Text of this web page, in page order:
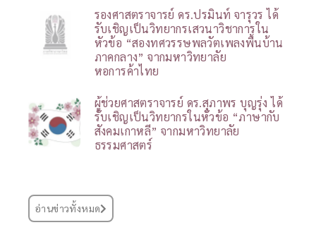
รองศาสตราจารย์ ดร.ปรมินท์ จารุวร ได้
รับเชิญเป็นวิทยากรเสวนาวิชาการใน
หัวข้อ “สองทศวรรษพลวัตเพลงพื้นบ้าน
ภาคกลาง” จากมหาวิทยาลัย
หอการค้าไทย
ผู้ช่วยศาสตราจารย์ ดร.สุภาพร บุญรุ่ง ได้
รับเชิญเป็นวิทยากรในหัวข้อ “ภาษากับ
สังคมเกาหลี” จากมหาวิทยาลัย
ธรรมศาสตร์
อ่านข่าวทั้งหมด